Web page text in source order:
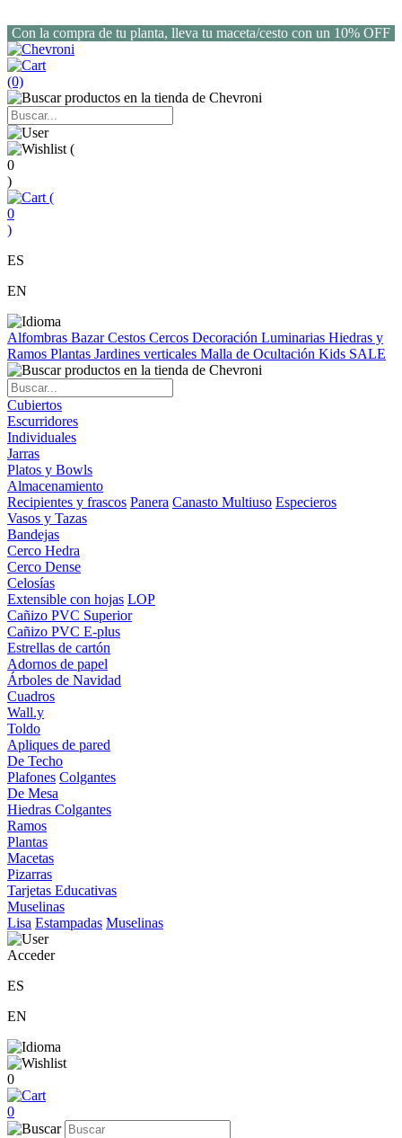
Con la compra de tu planta, lleva tu maceta/cesto con un 10% OFF
(0)
(
0
)
(
0
)
ES
EN
Alfombras BazarCestos Cercos Decoración Luminarias Hiedras y
Ramos Plantas Jardines verticales Malla de Ocultación Kids SALE
Cubiertos
Escurridores
Individuales
Jarras
Platos y Bowls
Almacenamiento
Recipientes y frascos Panera Canasto Multiuso Especieros
Vasos y Tazas
Bandejas
Cerco Hedra
Cerco Dense
Celosías
Extensible con hojas LOP
Cañizo PVC Superior
Cañizo PVC E-plus
Estrellas de cartón
Adornos de papel
Árboles de Navidad
Cuadros
Wall.y
Toldo
Apliques de pared
De Techo
Plafones Colgantes
De Mesa
Hiedras Colgantes
Ramos
Plantas
Macetas
Pizarras
Tarjetas Educativas
Muselinas
Lisa Estampadas Muselinas
Acceder
ES
EN
0
0